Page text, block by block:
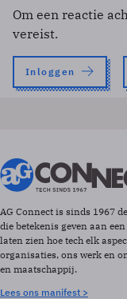
Om een reactie
vereist.
Inloggen
AG Connect is sinds 1967
die betekenis geven aan
laten zien hoe tech elk
organisaties, ons werk en
en maatschappij.
Lees ons manifest >